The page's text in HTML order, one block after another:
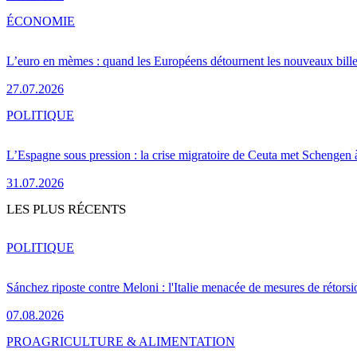
L’euro en mèmes : quand les Européens détournent les nouveaux
27.07.2026
ÉCONOMIE
L’Espagne sous pression : la crise migratoire de Ceuta met Schengen
31.07.2026
POLITIQUE
LES PLUS RÉCENTS
Sánchez riposte contre Meloni : l'Italie menacée de mesures de
07.08.2026
POLITIQUE
PROAGRICULTURE & ALIMENTATION